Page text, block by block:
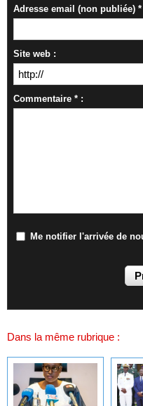
Adresse email (non publiée) *
Site web :
Commentaire * :
Me notifier l'arrivée de
Dans la même rubrique :